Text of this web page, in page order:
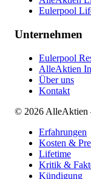
Eulerpool
Unternehmen
Eulerpool
AlleAktien
Über uns
Kontakt
© 2026 AlleAktien
Erfahrungen
Kosten &
Lifetime
Kritik &
Kündigung